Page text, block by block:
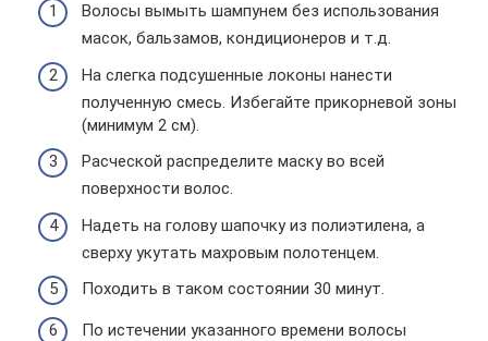
Волосы вымыть шампунем без использования
масок, бальзамов, кондиционеров и т.д.
На слегка подсушенные локоны нанести
полученную смесь. Избегайте прикорневой зоны
(минимум 2 см).
Расческой распределите маску во всей
поверхности волос.
Надеть на голову шапочку из полиэтилена, а
сверху укутать махровым полотенцем.
Походить в таком состоянии 30 минут.
По истечении указанного времени волосы